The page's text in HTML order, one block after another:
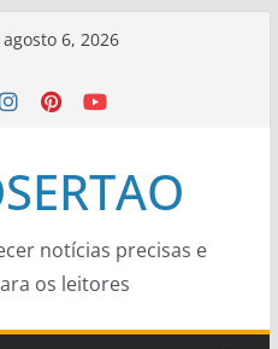
6, 2026
notícias precisas e
os leitores